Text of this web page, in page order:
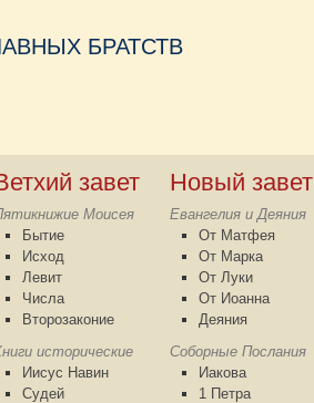
БРАТСТВ
завет
Моисея
Бытие
Исход
Левит
Числа
Второзаконие
исторические
Иисус Навин
Судей
Новый завет
Евангелия и Деяния
От Матфея
От Марка
От Луки
От Иоанна
Деяния
Соборные Послания
Иакова
1 Петра